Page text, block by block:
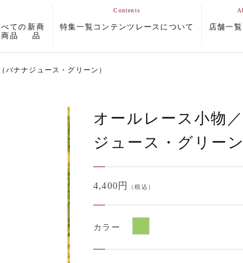
ての
商品
新商
品
特集一覧 コンテンツ レースについて 店舗一覧
バナナジュース・グリーン）
オールレース小物
ジュース・グリーン
4,400円 （税込）
カラー